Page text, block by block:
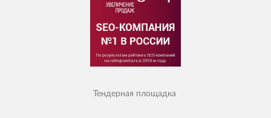
Тендерная площадка